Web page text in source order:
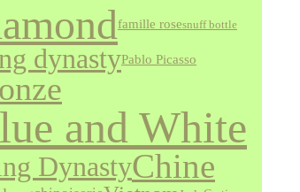
famille rosesnuff bottle
dynastyPablo Picasso
and White
DynastyChine